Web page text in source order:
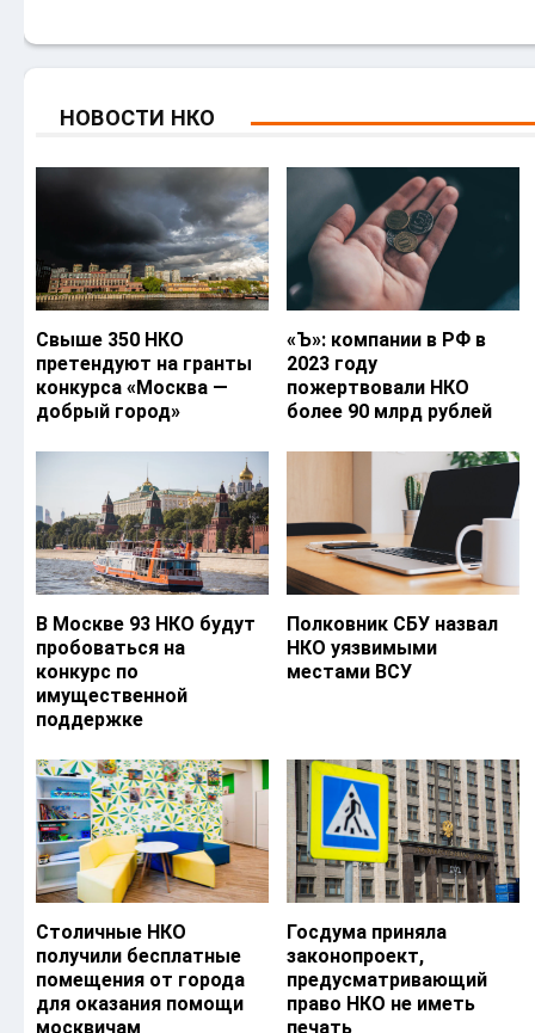
НОВОСТИ НКО
Свыше 350 НКО
претендуют на гранты
конкурса «Москва —
добрый город»
«Ъ‎»: компании в РФ в
2023 году
пожертвовали НКО
более 90 млрд рублей
В Москве 93 НКО будут
пробоваться на
конкурс по
имущественной
поддержке
Полковник СБУ назвал
НКО уязвимыми
местами ВСУ
Столичные НКО
получили бесплатные
помещения от города
для оказания помощи
москвичам
Госдума приняла
законопроект,
предусматривающий
право НКО не иметь
печать